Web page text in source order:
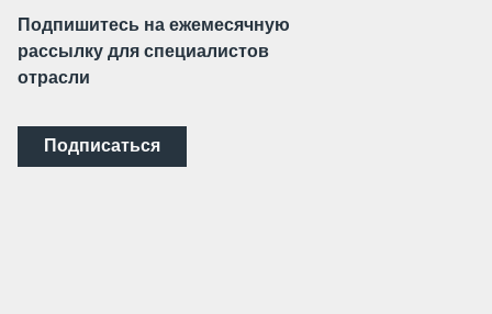
Подпишитесь на ежемесячную
рассылку для специалистов
отрасли
Подписаться